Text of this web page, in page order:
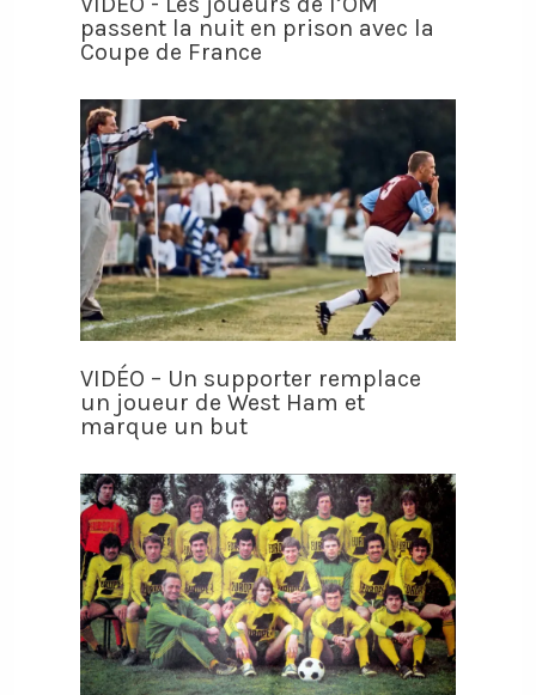
passent la nuit en prison avec la
Coupe de France
VIDÉO – Un supporter remplace
un joueur de West Ham et
marque un but